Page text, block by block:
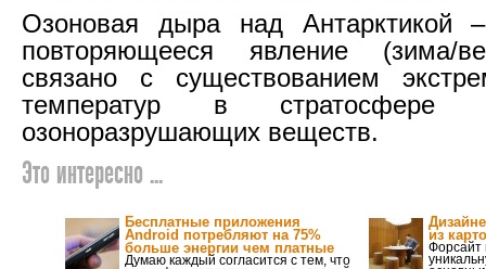
Озоновая дыра над Антарктикой
повторяющееся явление (зима/
связано с существованием
температур в стратосфере
озоноразрушающих веществ.
Это интересно ...
Бесплатные приложения
Android потребляют на 75%
больше энергии чем платные
Думаю каждый согласится с тем, что
из
Форсайт